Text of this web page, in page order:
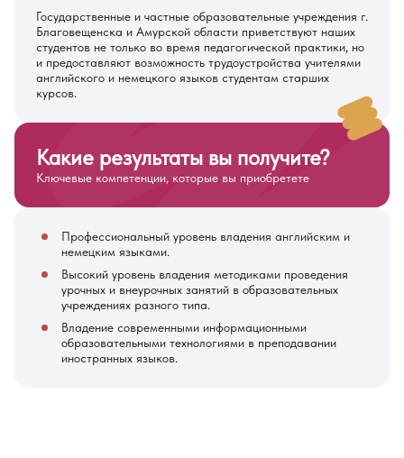
Государственные и частные образовательные учреждения г.
Благовещенска и Амурской области приветствуют наших
студентов не только во время педагогической практики, но
и предоставляют возможность трудоустройства учителями
английского и немецкого языков студентам старших
курсов.
Профессиональный уровень владения английским и
немецким языками.
Высокий уровень владения методиками проведения
урочных и внеурочных занятий в образовательных
учреждениях разного типа.
Владение современными информационными
образовательными технологиями в преподавании
иностранных языков.
Какие результаты вы получите?
Ключевые компетенции, которые вы приобретете